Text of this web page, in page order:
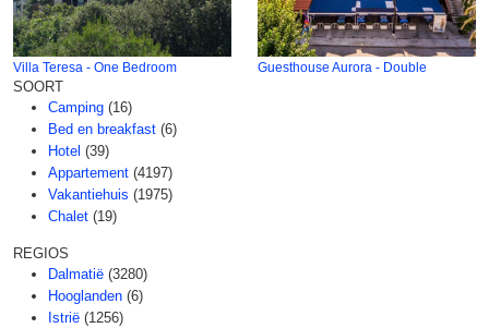
Villa Teresa - One Bedroom Guesthouse Aurora - Double
SOORT
Camping (16)
Bed en breakfast (6)
Hotel (39)
Appartement (4197)
Vakantiehuis (1975)
Chalet (19)
REGIOS
Dalmatië (3280)
Hooglanden (6)
Istrië (1256)